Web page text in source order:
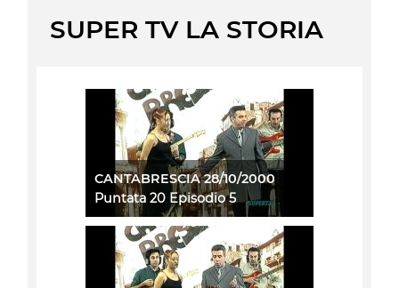
SUPER TV LA STORIA
CANTABRESCIA 28/10/2000
Puntata 20 Episodio 5